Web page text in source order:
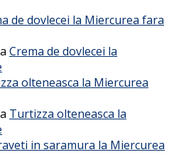
de dovlecei la Miercurea fara
Crema de dovlecei la
olteneasca la Miercurea
Turtizza olteneasca la
in saramura la Miercurea